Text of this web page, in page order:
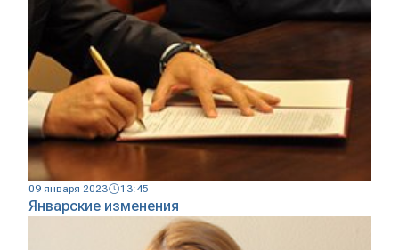
09 января 2023 13:45
Январские изменения